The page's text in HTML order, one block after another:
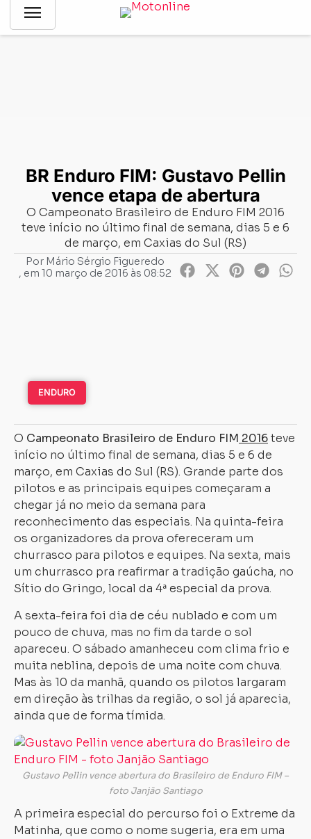
menu
Notícias
BR Enduro FIM: Gustavo Pellin vence etapa
BR Enduro FIM: Gustavo Pellin
vence etapa de abertura
O Campeonato Brasileiro de Enduro FIM 2016
teve início no último final de semana, dias 5 e 6
de março, em Caxias do Sul (RS)
Por Mário Sérgio Figueredo
, em 10 março de 2016 às 08:52
ENDURO
O Campeonato Brasileiro de Enduro FIM 2016teve
início no último final de semana, dias 5 e 6 de
março, em Caxias do Sul (RS). Grande parte dos
pilotos e as principais equipes começaram a
chegar já no meio da semana para
reconhecimento das especiais. Na quinta-feira
os organizadores da prova ofereceram um
churrasco para pilotos e equipes. Na sexta, mais
um churrasco pra reafirmar a tradição gaúcha, no
Sítio do Gringo, local da 4ª especial da prova.
A sexta-feira foi dia de céu nublado e com um
pouco de chuva, mas no fim da tarde o sol
apareceu. O sábado amanheceu com clima frio e
muita neblina, depois de uma noite com chuva.
Mas às 10 da manhã, quando os pilotos largaram
em direção às trilhas da região, o sol já aparecia,
ainda que de forma tímida.
Gustavo Pellin vence abertura do Brasileiro de Enduro FIM –
foto Janjão Santiago
A primeira especial do percurso foi o Extreme da
Matinha, que como o nome sugeria, era em uma